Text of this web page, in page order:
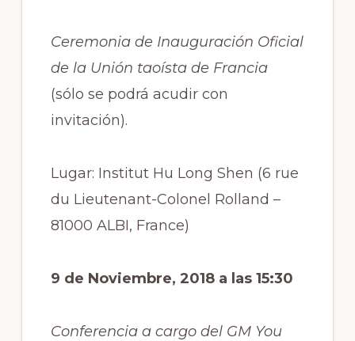
Ceremonia de Inauguración Oficial
de la Unión taoísta de Francia
(sólo se podrá acudir con
invitación).
Lugar: Institut Hu Long Shen (6 rue
du Lieutenant-Colonel Rolland –
81000 ALBI, France)
9 de Noviembre, 2018 a las 15:30
Conferencia a cargo del GM You